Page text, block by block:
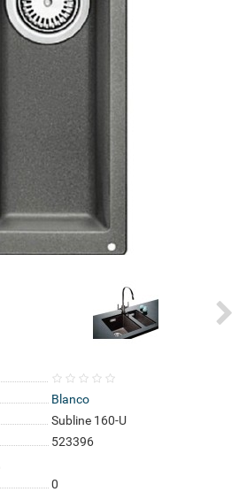
Blanco
Subline 160-U
523396
0